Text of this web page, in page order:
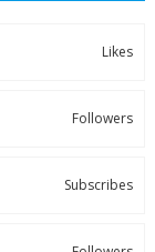
Likes
Followers
Subscribes